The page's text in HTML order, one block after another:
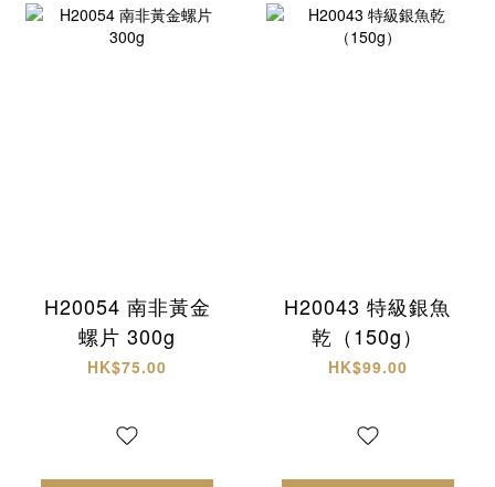
H20054 南非黃金
螺片 300g
HK$75.00
H20043 特級銀魚
乾（150g）
HK$99.00